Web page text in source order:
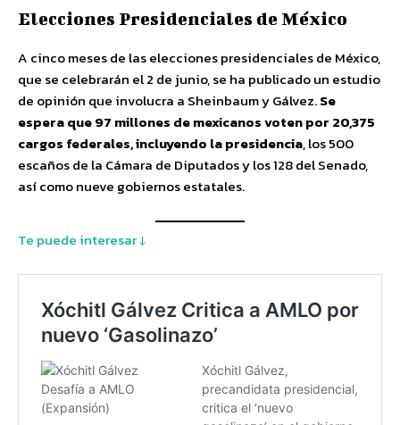
Elecciones Presidenciales de México
A cinco meses de las elecciones presidenciales de México,
que se celebrarán el 2 de junio, se ha publicado un estudio
de opinión que involucra a Sheinbaum y Gálvez.Se
espera que 97 millones de mexicanos voten por 20,375
cargos federales, incluyendo la presidencia, los 500
escaños de la Cámara de Diputados y los 128 del Senado,
así como nueve gobiernos estatales.
Te puede interesar ↓